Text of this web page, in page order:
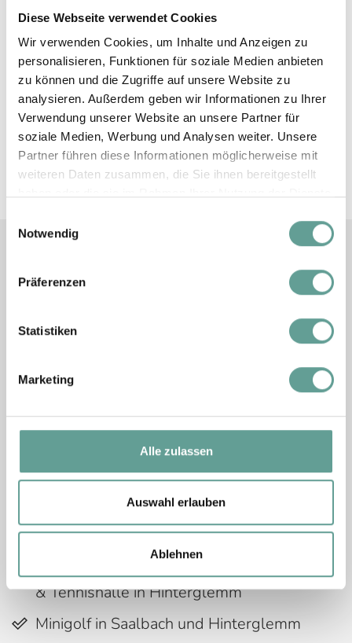
Diese Webseite verwendet Cookies
Wir verwenden Cookies, um Inhalte und Anzeigen zu
personalisieren, Funktionen für soziale Medien anbieten
zu können und die Zugriffe auf unsere Website zu
analysieren. Außerdem geben wir Informationen zu Ihrer
Verwendung unserer Website an unsere Partner für
soziale Medien, Werbung und Analysen weiter. Unsere
Partner führen diese Informationen möglicherweise mit
weiteren Daten zusammen, die Sie ihnen bereitgestellt
Notwendig
Präferenzen
Statistiken
Marketing
Alle zulassen
Auswahl erlauben
Ablehnen
Ein herausstechender Vorteil für Besitzer der
JOKER CARD ist zweifellos die
uneingeschränkte
NutzungderSeilbahnanlagen, die sich in
Saalbach-Hinterglemm in Betrieb befinden.
Hinterglemm ohne Einschränkung
Asitzkabinenbahn in Leogang
Woche mit staatlich geprüften,
ortskundigen Wanderguides
Gratis Nutzung Mountainbike-
Downhillstrecken
Reiterkogel Heilkräuterweg
& Tennishalle in Hinterglemm
Minigolf in Saalbach und Hinterglemm